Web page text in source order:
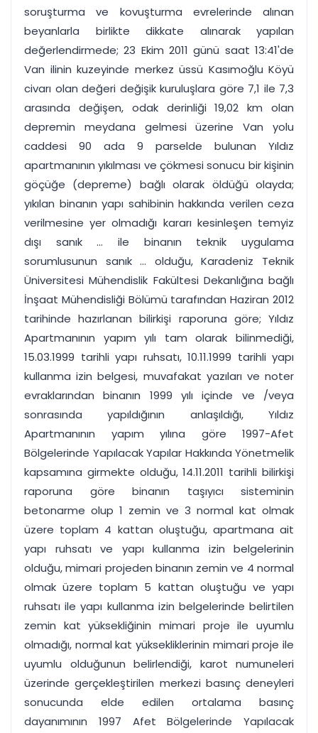
soruşturma ve kovuşturma evrelerinde alınan
beyanlarla birlikte dikkate alınarak yapılan
değerlendirmede; 23 Ekim 2011 günü saat 13:41'de
Van ilinin kuzeyinde merkez üssü Kasımoğlu Köyü
civarı olan değeri değişik kuruluşlara göre 7,1 ile 7,3
arasında değişen, odak derinliği 19,02 km olan
depremin meydana gelmesi üzerine Van yolu
caddesi 90 ada 9 parselde bulunan Yıldız
apartmanının yıkılması ve çökmesi sonucu bir kişinin
göçüğe (depreme) bağlı olarak öldüğü olayda;
yıkılan binanın yapı sahibinin hakkında verilen ceza
verilmesine yer olmadığı kararı kesinleşen temyiz
dışı sanık ... ile binanın teknik uygulama
sorumlusunun sanık ... olduğu, Karadeniz Teknik
Üniversitesi Mühendislik Fakültesi Dekanlığına bağlı
İnşaat Mühendisliği Bölümü tarafından Haziran 2012
tarihinde hazırlanan bilirkişi raporuna göre; Yıldız
Apartmanının yapım yılı tam olarak bilinmediği,
15.03.1999 tarihli yapı ruhsatı, 10.11.1999 tarihli yapı
kullanma izin belgesi, muvafakat yazıları ve noter
evraklarından binanın 1999 yılı içinde ve /veya
sonrasında yapıldığının anlaşıldığı, Yıldız
Apartmanının yapım yılına göre 1997-Afet
Bölgelerinde Yapılacak Yapılar Hakkında Yönetmelik
kapsamına girmekte olduğu, 14.11.2011 tarihli bilirkişi
raporuna göre binanın taşıyıcı sisteminin
betonarme olup 1 zemin ve 3 normal kat olmak
üzere toplam 4 kattan oluştuğu, apartmana ait
yapı ruhsatı ve yapı kullanma izin belgelerinin
olduğu, mimari projeden binanın zemin ve 4 normal
olmak üzere toplam 5 kattan oluştuğu ve yapı
ruhsatı ile yapı kullanma izin belgelerinde belirtilen
zemin kat yüksekliğinin mimari proje ile uyumlu
olmadığı, normal kat yüksekliklerinin mimari proje ile
uyumlu olduğunun belirlendiği, karot numuneleri
üzerinde gerçekleştirilen merkezi basınç deneyleri
sonucunda elde edilen ortalama basınç
dayanımının 1997 Afet Bölgelerinde Yapılacak